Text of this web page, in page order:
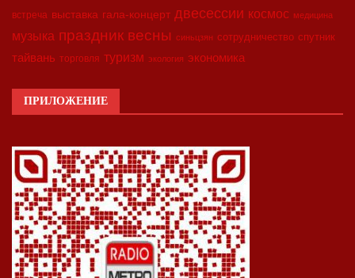
встреча выставка гала-концерт двесессии космос медицина
музыка праздник весны синьцзян сотрудничество спутник
тайвань торговля туризм экология экономика
ПРИЛОЖЕНИЕ